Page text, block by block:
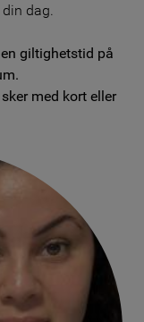
dag.
giltighetstid på
med kort eller